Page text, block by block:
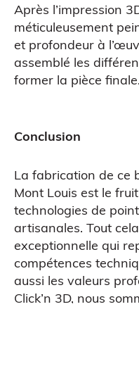
Impression 3D pour
EN LIGNE
Après l’impression
méticuleusement
et profondeur à
assemblé les
former la pièce finale.
Conclusion
La fabrication de ce
Mont Louis est le
technologies de
artisanales. Tout
exceptionnelle qui
compétences
aussi les valeurs
Click’n 3D, nous